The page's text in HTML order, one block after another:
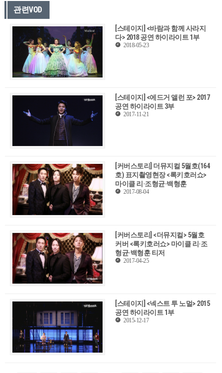
관련VOD
[스테이지] <바람과 함께 사라지
다> 2018 공연 하이라이트 1부
2018-05-23
[스테이지] <에드거 앨런 포> 2017
공연 하이라이트 3부
2017-11-21
[커버스토리] 더뮤지컬 5월호(164
호) 표지촬영현장 <록키호러쇼>
마이클 리·조형균·백형훈
2017-08-04
[커버스토리] <더뮤지컬> 5월호
커버 <록키호러쇼> 마이클 리·조
형균·백형훈 티저
2017-04-25
[스테이지] <넥스트 투 노멀> 2015
공연 하이라이트 1부
2015-12-17